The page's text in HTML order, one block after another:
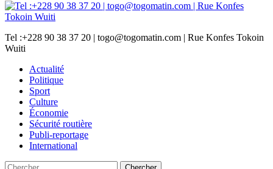
Tel :+228 90 38 37 20 | togo@togomatin.com | Rue Konfes Tokoin
Wuiti
Actualité
Politique
Sport
Culture
Économie
Sécurité routière
Publi-reportage
International